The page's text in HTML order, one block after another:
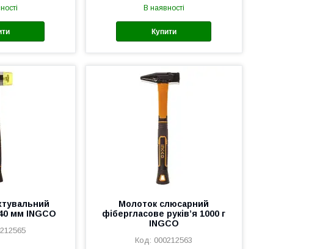
В наявності
Купити
мм INGCO
Молоток слюсарний
фібергласове руківʼя 1000 г
INGCO
000212563